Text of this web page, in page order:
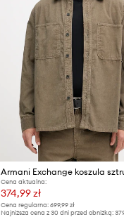
Cena aktualna:
374,99 zł
Cena regularna:699,99 zł
Najniższa cena z 30 dni przed obniżką: